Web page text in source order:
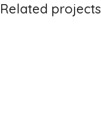
Related projects